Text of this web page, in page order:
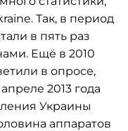
Так, в период
в пять раз
Ещё в 2010
в опросе,
2013 года
Украины
аппаратов